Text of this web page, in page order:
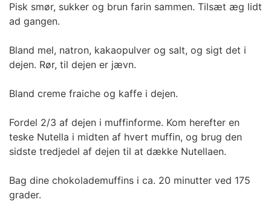
Pisk smør, sukker og brun farin sammen. Tilsæt æg lidt
ad gangen.
Bland mel, natron, kakaopulver og salt, og sigt det i
dejen. Rør, til dejen er jævn.
Bland creme fraiche og kaffe i dejen.
Fordel 2/3 af dejen i muffinforme. Kom herefter en
teske Nutella i midten af hvert muffin, og brug den
sidste tredjedel af dejen til at dække Nutellaen.
Bag dine chokolademuffins i ca. 20 minutter ved 175
grader.